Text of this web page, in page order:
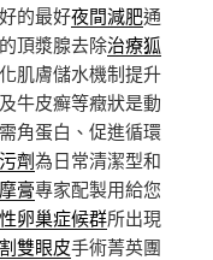
的最好夜間減肥通
頂漿腺去除治療狐
肌膚儲水機制提升
牛皮癬等癥狀是動
角蛋白、促進循環
劑為日常清潔型和
膏專家配製用給您
卵巢症候群所出現
割雙眼皮手術菁英團